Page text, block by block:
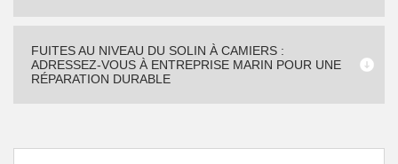
FUITES AU NIVEAU DU SOLIN À CAMIERS :
ADRESSEZ-VOUS À ENTREPRISE MARIN POUR UNE
RÉPARATION DURABLE